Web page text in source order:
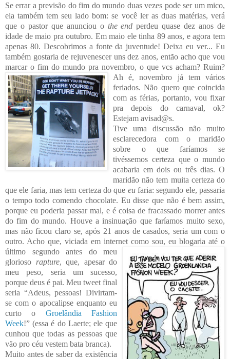
Se errar a previsão do fim do mundo duas vezes pode ser um mico,
ela também tem seu lado bom: se você ler as duas matérias, verá
que o pastor que anunciou o the end perdeu quase dez anos de
idade de maio pra outubro. Em maio ele tinha 89 anos, e agora tem
apenas 80. Descobrimos a fonte da juventude! Deixa eu ver... Eu
também gostaria de rejuvenescer uns dez anos, então acho que vou
marcar o fim do mundo pra novembro, o que vcs acham? Ruim?
Ah é, novembro já tem vários
feriados. Não quero que coincida
com as férias, portanto, vou fixar
pra depois do carnaval, ok?
Estejam avisad@s.
Tive uma discussão não muito
esclarecedora com o maridão
sobre o que faríamos se
tivéssemos certeza que o mundo
acabaria em dois ou três dias. O
maridão não tem muita certeza do
que ele faria, mas tem certeza do que eufaria: segundo ele, passaria
o tempo todo comendo chocolate. Eu disse que não é bem assim,
porque eu poderia passar mal, e é coisa de fracassado morrer antes
do fim do mundo. Houve a insinuação que faríamos muito sexo,
mas não ficou claro se, após 21 anos de casados, seria um com o
outro. Acho que, viciada em internet como sou, eu blogaria até o
último segundo antes do meu
glorioso rapture, que, apesar do
meu peso, seria um sucesso,
porque deus é pai. Meu tweet final
seria “Adeus, pessoas! Divirtam-
se com o apocalipse enquanto eu
curto o Groelândia Fashion
Week!” (essa é do Laerte; ele que
cunhou que todas as pessoas que
vão pro céu vestem bata branca).
Muito antes de saber da existência